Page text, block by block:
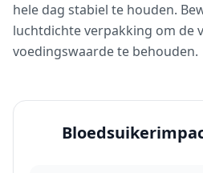
hele dag stabiel te houden.
luchtdichte verpakking om de
voedingswaarde te behouden.